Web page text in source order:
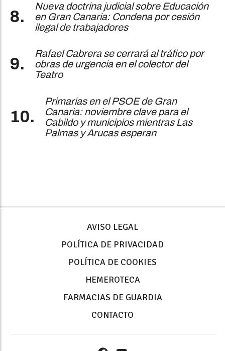
Nueva doctrina judicial sobre Educación
en Gran Canaria: Condena por cesión
ilegal de trabajadores
Rafael Cabrera se cerrará al tráfico por
obras de urgencia en el colector del
Teatro
Primarias en el PSOE de Gran
Canaria: noviembre clave para el
Cabildo y municipios mientras Las
Palmas y Arucas esperan
AVISO LEGAL
POLÍTICA DE PRIVACIDAD
POLÍTICA DE COOKIES
HEMEROTECA
FARMACIAS DE GUARDIA
CONTACTO